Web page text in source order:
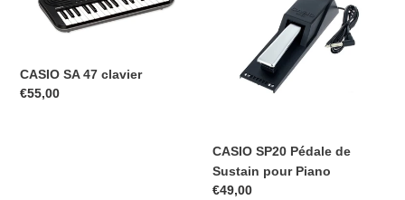
clavier
CASIO SA 47 clavier
Prix
€55,00
Piano
CASIO SP20 Pédale de
Sustain pour Piano
Prix
€49,00